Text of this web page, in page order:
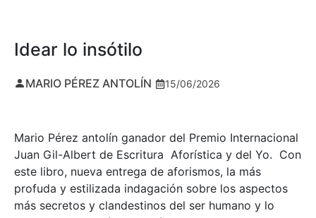
Idear lo insótilo
MARIO PÉREZ ANTOLÍN 15/06/2026
Mario Pérez antolín ganador del Premio Internacional
Juan Gil-Albert de Escritura Aforística y del Yo. Con
este libro, nueva entrega de aforismos, la más
profuda y estilizada indagación sobre los aspectos
más secretos y clandestinos del ser humano y lo